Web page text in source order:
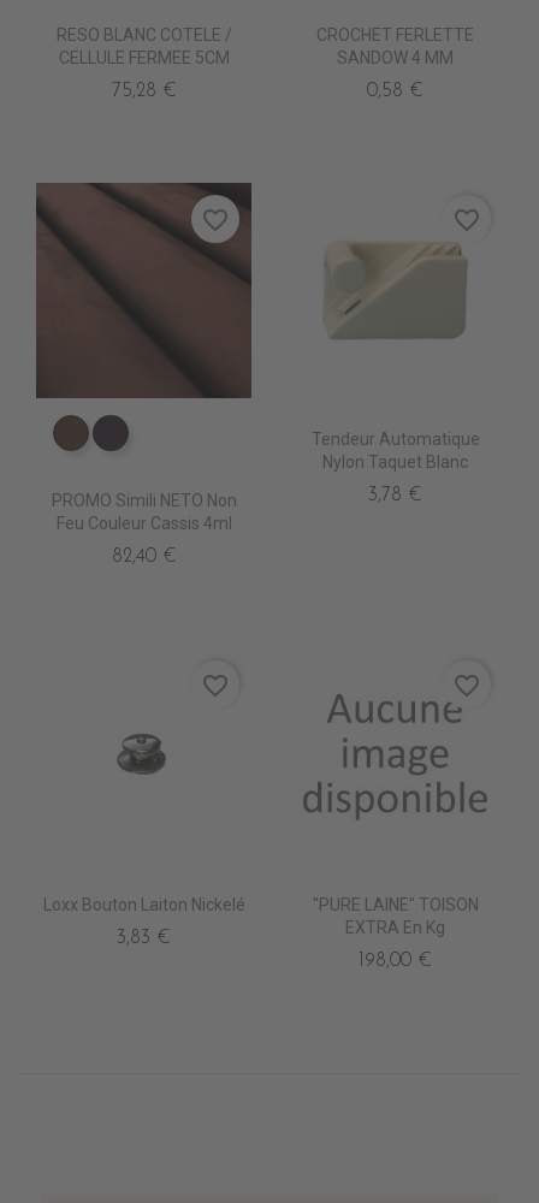
RESO BLANC COTELE /
CELLULE FERMEE 5CM
75,28 €
CROCHET FERLETTE
SANDOW 4 MM
0,58 €
ED5050 BROU
ED5140 AUBERGINE
PROMO Simili NETO Non
Feu Couleur Cassis 4ml
82,40 €
favorite_border
Tendeur Automatique
Nylon Taquet Blanc
3,78 €
favorite_border
Loxx Bouton Laiton Nickelé
3,83 €
favorite_border
"PURE LAINE" TOISON
EXTRA En Kg
198,00 €
favorite_border